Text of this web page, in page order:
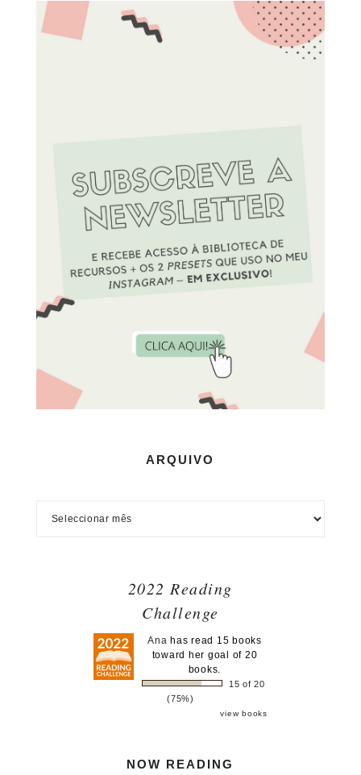
ARQUIVO
2022 Reading
Challenge
Ana has read 15 books
toward her goal of 20
books.
15 of 20
(75%)
view books
NOW READING